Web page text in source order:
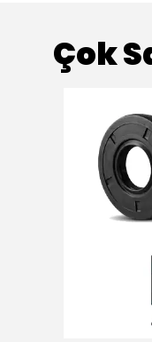
Çok